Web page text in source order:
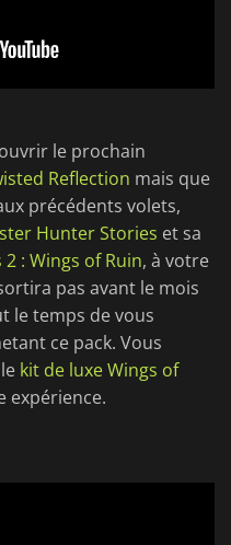
le prochain
Reflection mais que
précédents volets,
Hunter Stories et sa
: Wings of Ruin, à votre
pas avant le mois
le temps de vous
ce pack. Vous
kit de luxe Wings of
expérience.